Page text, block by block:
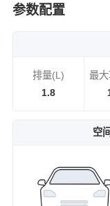
参数配置
排量(L)
1.8
最
空